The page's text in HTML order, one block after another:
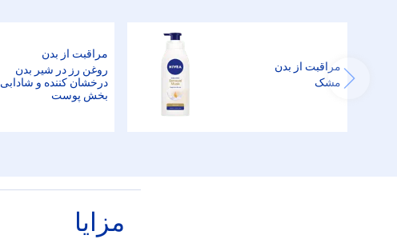
مراقبت از بدن
مشک
مراقبت از بدن
روغن رز در شیر بدن
درخشان کننده و شادابی
بخش پوست
مزایا